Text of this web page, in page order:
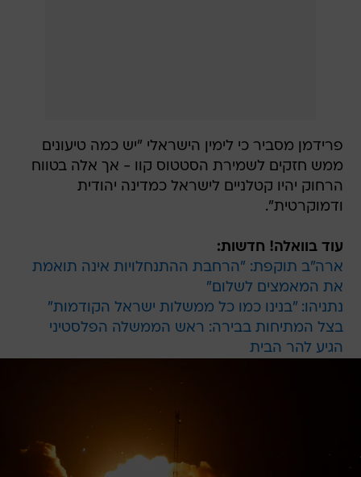
פרידמן מסביר כי לימין הישראלי "יש כמה טיעונים
ממש חזקים לשמירת הסטטוס קוו - אך אלה בטווח
הרחוק יהיו קטלניים לישראל כמדינה יהודית
ודמוקרטית".
עוד בוואלה! חדשות:
ארה"ב תוקפת: "הרחבת ההתנחלויות אינה תואמת
את המאמצים לשלום"
נתניהו: "בנינו כמו כל ממשלות ישראל הקודמות"
בצל המתיחות בבירה: ראש הממשלה הפלסטיני
הגיע להר הבית